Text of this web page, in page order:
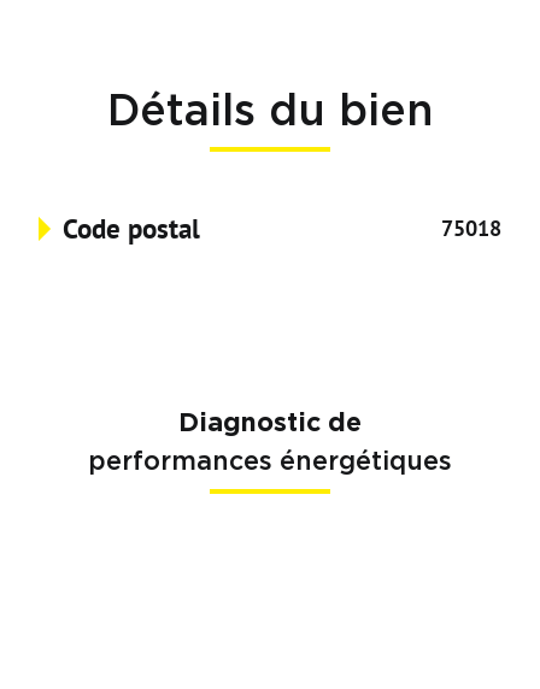
Détails du bien
Code postal 75018
Diagnostic de
performances énergétiques